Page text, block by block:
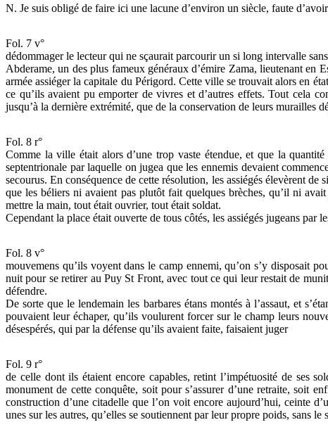
N. Je suis obligé de faire ici une lacune d’environ un siècle, faute
Fol. 7 v°
dédommager le lecteur qui ne sçaurait parcourir un si long intervalle
Abderame, un des plus fameux généraux d’émire Zama, lieutenant en
armée assiéger la capitale du Périgord. Cette ville se trouvait alors en
ce qu’ils avaient pu emporter de vivres et d’autres effets. Tout cela
jusqu’à la dernière extrémité, que de la conservation de leurs murailles
Fol. 8 r°
Comme la ville était alors d’une trop vaste étendue, et que la
septentrionale par laquelle on jugea que les ennemis devaient
secourus. En conséquence de cette résolution, les assiégés élevèrent
que les béliers ni avaient pas plutôt fait quelques brèches, qu’il ni
mettre la main, tout était ouvrier, tout était soldat.
Cependant la place était ouverte de tous côtés, les assiégés jugeans par
Fol. 8 v°
mouvemens qu’ils voyent dans le camp ennemi, qu’on s’y disposait
nuit pour se retirer au Puy St Front, avec tout ce qui leur restait de
défendre.
De sorte que le lendemain les barbares étans montés à l’assaut, et
pouvaient leur échaper, qu’ils voulurent forcer sur le champ leurs
désespérés, qui par la défense qu’ils avaient faite, faisaient juger
Fol. 9 r°
de celle dont ils étaient encore capables, retint l’impétuosité de ses
monument de cette conquête, soit pour s’assurer d’une retraite, soit
construction d’une citadelle que l’on voit encore aujourd’hui, ceinte
unes sur les autres, qu’elles se soutiennent par leur propre poids, sans le